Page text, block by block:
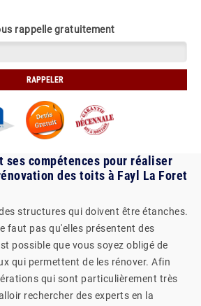
rappelle gratuitement
ses compétences pour réaliser
des toits à Fayl La Foret
structures qui doivent être étanches.
faut pas qu'elles présentent des
possible que vous soyez obligé de
qui permettent de les rénover. Afin
qui sont particulièrement très
rechercher des experts en la